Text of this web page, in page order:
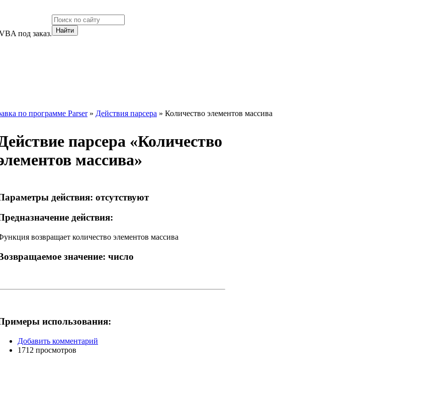
под заказ.
по программе Parser» Действия парсера » Количество элементов массива
парсера «Количество
массива»
действия: отсутствуют
действия:
возвращает количество элементов массива
значение: число
использования:
Добавить комментарий
1712 просмотров